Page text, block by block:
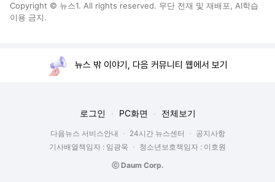
Copyright © 뉴스1. All rights reserved. 무단 전재 및 재배포, AI학습
이용 금지.
뉴스 밖 이야기, 다음 커뮤니티 웹에서 보기
로그인 PC화면 전체보기
다음뉴스 서비스안내 24시간 뉴스센터
공지사항
기사배열책임자 : 임광욱
청소년보호책임자 : 이호원
ⓒ Daum Corp.